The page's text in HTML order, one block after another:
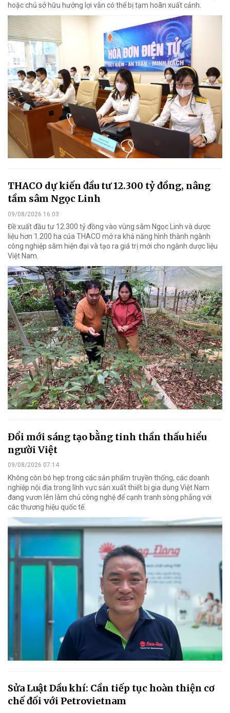
hoặc chủ sở hữu hưởng lợi vẫn có thể bị tạm hoãn xuất cảnh.
THACO dự kiến đầu tư 12.300 tỷ đồng, nâng
tầm sâm Ngọc Linh
09/08/2026 16:03
Đề xuất đầu tư 12.300 tỷ đồng vào vùng sâm Ngọc Linh và dược
liệu hơn 1.200 ha của THACO mở ra khả năng hình thành ngành
công nghiệp sâm hiện đại và tạo ra giá trị mới cho ngành dược liệu
Việt Nam.
Đổi mới sáng tạo bằng tinh thần thấu hiểu
người Việt
09/08/2026 07:14
Không còn bó hẹp trong các sản phẩm truyền thống, các doanh
nghiệp nội địa trong lĩnh vực sản xuất thiết bị gia dụng Việt Nam
đang vươn lên làm chủ công nghệ để cạnh tranh sòng phẳng với
các thương hiệu quốc tế.
Sửa Luật Dầu khí: Cần tiếp tục hoàn thiện cơ
chế đối với Petrovietnam